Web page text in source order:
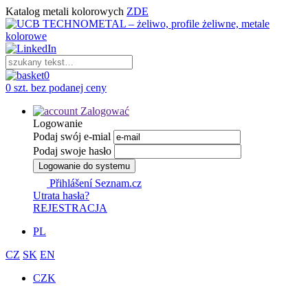
Katalog metali kolorowych ZDE
0
0 szt. bez podanej ceny
Zalogować
Logowanie
Podaj swój e-mial
Podaj swoje hasło
Logowanie do systemu
Přihlášení Seznam.cz
Utrata hasła?
REJESTRACJA
PL
CZ SK EN
CZK